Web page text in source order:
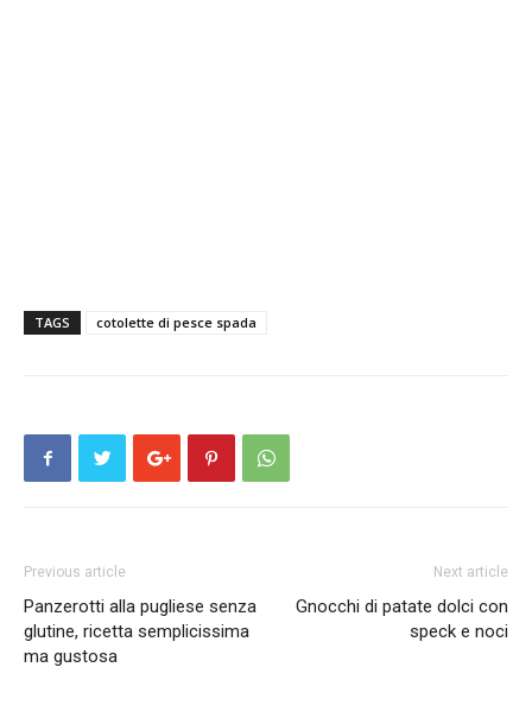
TAGS cotolette di pesce spada
Previous article
Panzerotti alla pugliese senza
glutine, ricetta semplicissima
ma gustosa
Next article
Gnocchi di patate dolci con
speck e noci